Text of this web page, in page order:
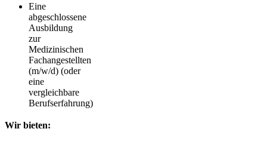
Eine
abgeschlossene
Ausbildung
zur
Medizinischen
Fachangestellten
(m/w/d) (oder
eine
vergleichbare
Berufserfahrung)
Wir bieten: